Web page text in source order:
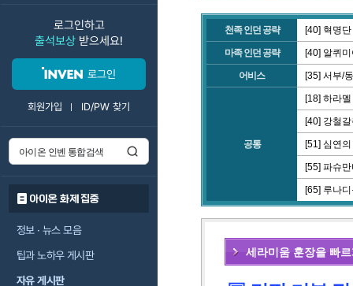
로그인하고
출석보상 받으세요!
로그인
회원가입 ID/PW 찾기
아이온 화제 집중
정보 · 뉴스 모음
팁과 노하우 게시판
자유 게시판
천족 인던 공략 [40] 혁명
마족 인던 공략 [40] 알퀴
어비스 [35] 서부/
공통
[18] 하라멜
[40] 강철
[51] 심연
[55] 파슈
[65] 루나
세라미움 훈장을 빠